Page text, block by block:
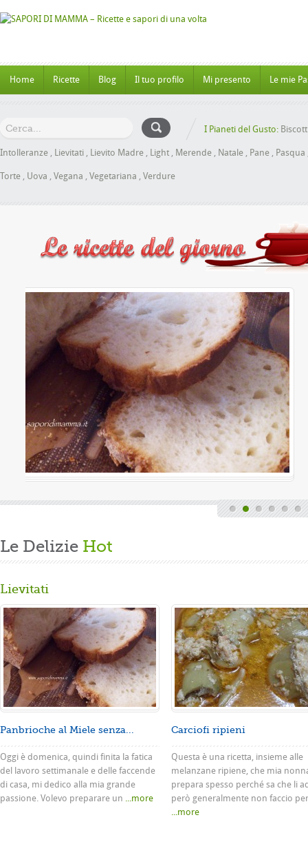
Home Ricette Blog Il tuo profilo Mi presento Le mie
I Pianeti del Gusto:
Intolleranze , Lievitati , Lievito Madre , Light , Merende , Natale , Pane , Pasqua
Torte , Uova , Vegana , Vegetariana , Verdure
al Miele senza
Valutazione media: (0 / 5)
quindi finita la fatica del lavoro settimanale
casa, mi dedico alla mia grande passione.
un panbrioche salutare per la ...
Le Delizie Hot
Lievitati
Panbrioche al Miele senza...
Oggi è domenica, quindi finita la fatica
del lavoro settimanale e delle faccende
di casa, mi dedico alla mia grande
passione. Volevo preparare un ...more
Carciofi ripieni
Questa è una ricetta, insieme alle
melanzane ripiene, che mia
prepara spesso perché sa che li
però generalmente non faccio
...more